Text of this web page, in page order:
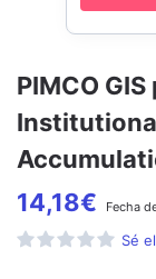
PIMCO
14,18€ Fecha
Sé